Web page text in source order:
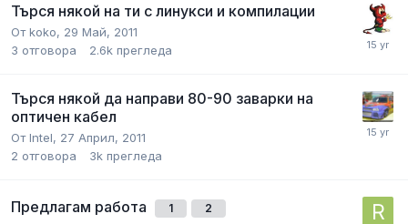
Търся някой на ти с линукси и компилации
Отkoko, 29 Май, 2011
3 отговора 2.6k прегледа
Търся някой да направи 80-90 заварки на
оптичен кабел
ОтIntel, 27 Април, 2011
2 отговора 3k прегледа
Предлагам работа 1 2